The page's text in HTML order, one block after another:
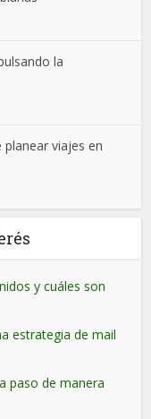
la
viajes en
y cuáles son
estrategia de mail
paso de manera